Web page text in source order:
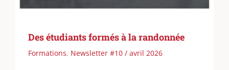
Des étudiants formés à la randonnée
Formations, Newsletter #10 / avril 2026